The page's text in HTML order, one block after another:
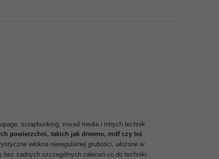
scrapbooking, mixed media i innych technik
powierzchni, takich jak drewno, mdf czy też
włókna nieregularnej grubości, ułożone w
bez żadnych szczególnych zaleceń co do techniki